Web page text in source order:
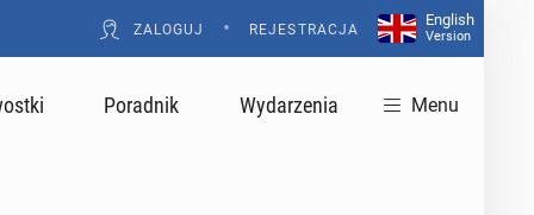
ZALOGUJ • REJESTRACJA
English
Version
Poradnik Wydarzenia Menu